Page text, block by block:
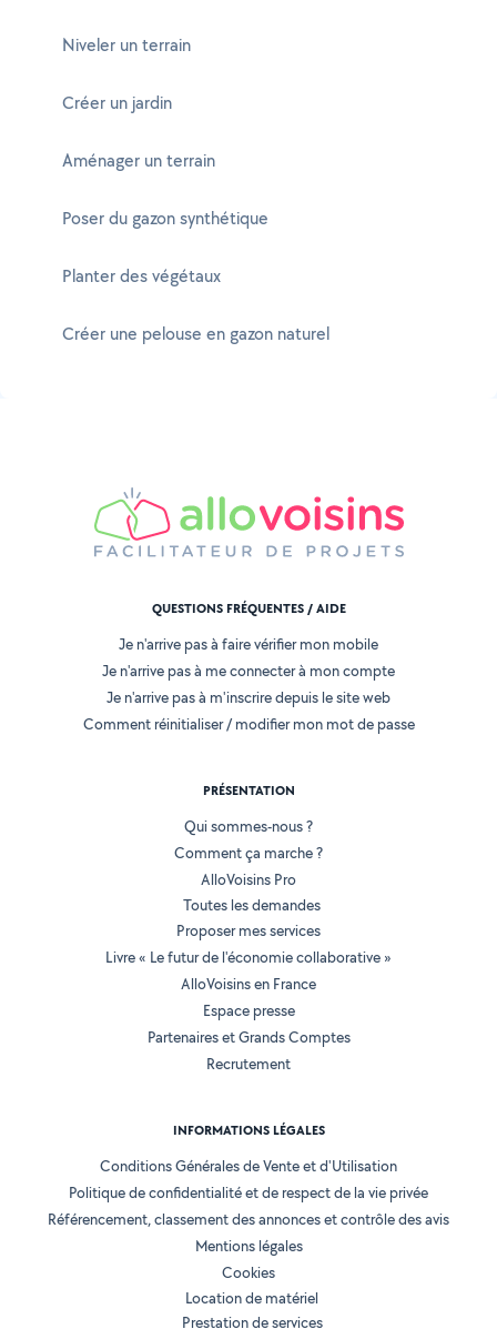
Niveler un terrain
Créer un jardin
Aménager un terrain
Poser du gazon synthétique
Planter des végétaux
Créer une pelouse en gazon naturel
QUESTIONS FRÉQUENTES / AIDE
Je n'arrive pas à faire vérifier mon mobile
Je n'arrive pas à me connecter à mon compte
Je n'arrive pas à m'inscrire depuis le site web
Comment réinitialiser / modifier mon mot de passe
PRÉSENTATION
Qui sommes-nous ?
Comment ça marche ?
AlloVoisins Pro
Toutes les demandes
Proposer mes services
Livre « Le futur de l'économie collaborative »
AlloVoisins en France
Espace presse
Partenaires et Grands Comptes
Recrutement
INFORMATIONS LÉGALES
Conditions Générales de Vente et d'Utilisation
Politique de confidentialité et de respect de la vie privée
Référencement, classement des annonces et contrôle des avis
Mentions légales
Cookies
Location de matériel
Prestation de services